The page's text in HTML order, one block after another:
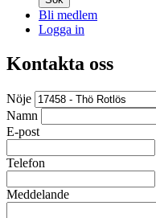
Bli medlem
Logga in
Kontakta oss
Nöje
Namn
E-post
Telefon
Meddelande